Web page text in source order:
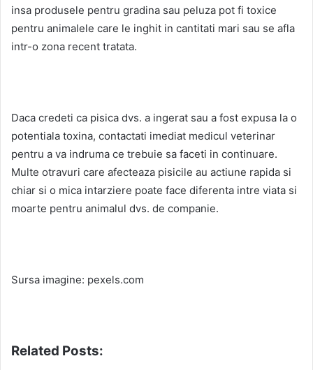
insa produsele pentru gradina sau peluza pot fi toxice
pentru animalele care le inghit in cantitati mari sau se afla
intr-o zona recent tratata.
Daca credeti ca pisica dvs. a ingerat sau a fost expusa la o
potentiala toxina, contactati imediat medicul veterinar
pentru a va indruma ce trebuie sa faceti in continuare.
Multe otravuri care afecteaza pisicile au actiune rapida si
chiar si o mica intarziere poate face diferenta intre viata si
moarte pentru animalul dvs. de companie.
Sursa imagine: pexels.com
Related Posts: